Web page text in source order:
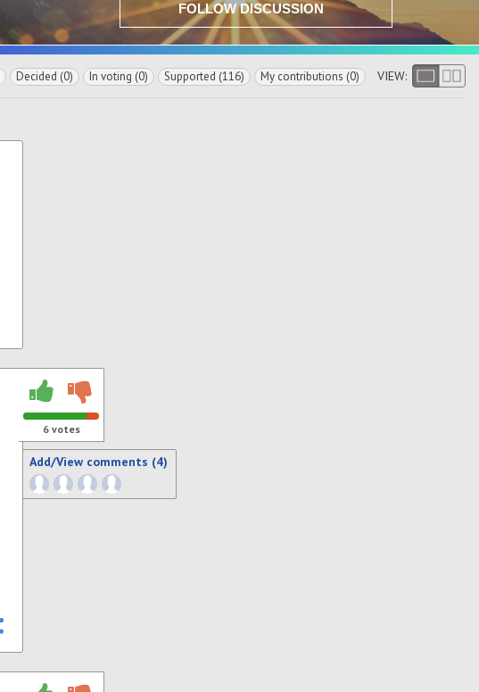
FOLLOW DISCUSSION
Decided (0) In voting (0) Supported (116) My contributions (0) VIEW:
6votes
Add/View comments (4)